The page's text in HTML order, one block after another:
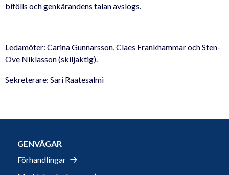
bifölls och genkärandens talan avslogs.
Ledamöter: Carina Gunnarsson, Claes Frankhammar och Sten-
Ove Niklasson (skiljaktig).
Sekreterare: Sari Raatesalmi
GENVÄGAR
Förhandlingar